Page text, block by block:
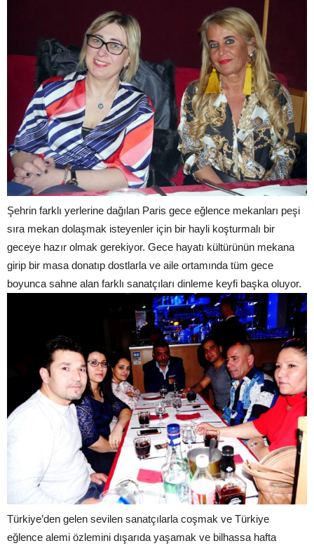
Şehrin farklı yerlerine dağılan Paris gece eğlence mekanları peşi
sıra mekan dolaşmak isteyenler için bir hayli koşturmalı bir
geceye hazır olmak gerekiyor. Gece hayatı kültürünün mekana
girip bir masa donatıp dostlarla ve aile ortamında tüm gece
boyunca sahne alan farklı sanatçıları dinleme keyfi başka oluyor.
Türkiye’den gelen sevilen sanatçılarla coşmak ve Türkiye
eğlence alemi özlemini dışarıda yaşamak ve bilhassa hafta